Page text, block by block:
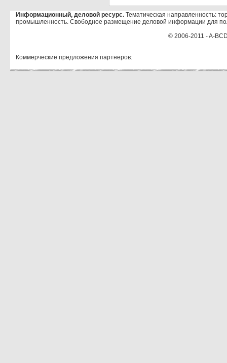
Информационный, деловой ресурс. Тематическая направленность:
промышленность. Свободное размещение деловой информации для
© 2006-2011 - A-
Коммерческие предложения партнеров: